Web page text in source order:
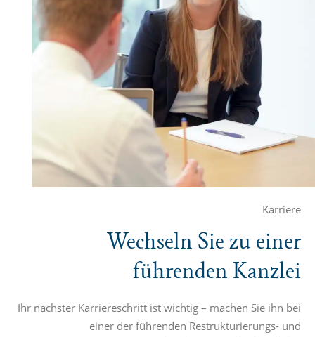
Karriere
Wechseln Sie zu einer
führenden Kanzlei
Ihr nächster Karriereschritt ist wichtig – machen Sie ihn bei
einer der führenden Restrukturierungs- und